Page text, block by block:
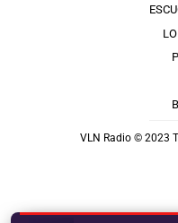
VLN Radio © 2023